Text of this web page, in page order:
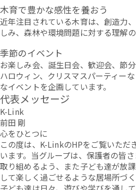
木育で豊かな感性を養おう
近年注目されている木育は、創造力
しみ、森林や環境問題に対する理解の
季節のイベント
お楽しみ会、誕生日会、歓迎会、節
ハロウィン、クリスマスパーティー
なイベントを企画しています。
代表メッセージ
K-Link
前田 剛
心をひとつに
この度は、K-LinkのHPをご覧いただ
います。当グループは、保護者の皆
取り組めるよう、また子ども達が放
して楽しく過ごせるような居場所づ